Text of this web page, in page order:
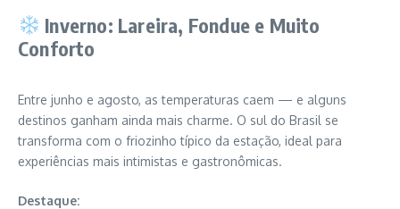
Inverno: Lareira, Fondue e Muito
Conforto
Entre junho e agosto, as temperaturas caem — e alguns
destinos ganham ainda mais charme. O sul do Brasil se
transforma com o friozinho típico da estação, ideal para
experiências mais intimistas e gastronômicas.
Destaque: